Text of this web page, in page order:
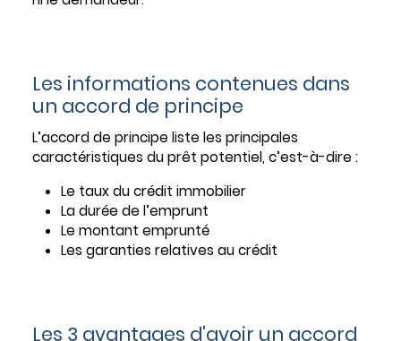
Les informations contenues dans
un accord de principe
L’accord de principe liste les principales
caractéristiques du prêt potentiel, c’est-à-dire :
Le taux du crédit immobilier
La durée de l’emprunt
Le montant emprunté
Les garanties relatives au crédit
Les 3 avantages d'avoir un accord